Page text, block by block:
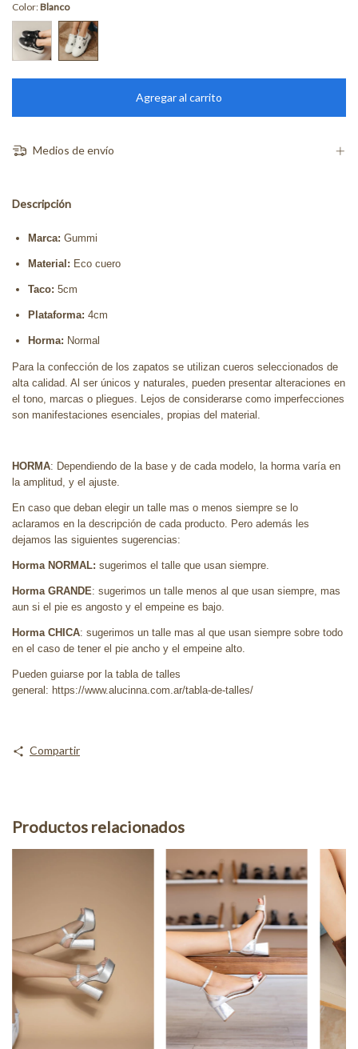
Color:Blanco
Medios de envío
Descripción
Marca: Gummi
Material: Eco cuero
Taco: 5cm
Plataforma: 4cm
Horma: Normal
Para la confección de los zapatos se utilizan cueros seleccionados de
alta calidad. Al ser únicos y naturales, pueden presentar alteraciones en
el tono, marcas o pliegues. Lejos de considerarse como imperfecciones
son manifestaciones esenciales, propias del material.
HORMA: Dependiendo de la base y de cada modelo, la horma varía en
la amplitud, y el ajuste.
En caso que deban elegir un talle mas o menos siempre se lo
aclaramos en la descripción de cada producto. Pero además les
dejamos las siguientes sugerencias:
Horma NORMAL: sugerimos el talle que usan siempre.
Horma GRANDE: sugerimos un talle menos al que usan siempre, mas
aun si el pie es angosto y el empeine es bajo.
Horma CHICA: sugerimos un talle mas al que usan siempre sobre todo
en el caso de tener el pie ancho y el empeine alto.
Pueden guiarse por la tabla de talles
general: https://www.alucinna.com.ar/tabla-de-talles/
Compartir
Productos relacionados